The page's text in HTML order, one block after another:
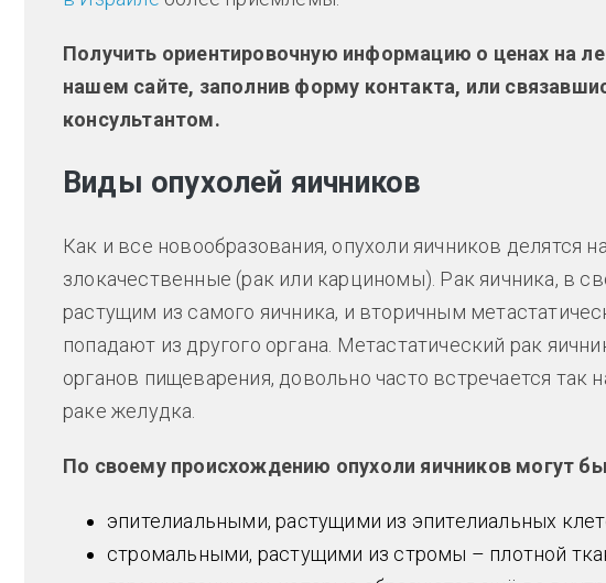
Получить ориентировочную информацию о ценах на
нашем сайте, заполнив форму контакта, или
консультантом.
Виды опухолей яичников
Как и все новообразования, опухоли яичников делятся
злокачественные (рак или карциномы). Рак яичника, в
растущим из самого яичника, и вторичным
попадают из другого органа. Метастатический рак
органов пищеварения, довольно часто встречается так
раке желудка.
По своему происхождению опухоли яичников могут
эпителиальными, растущими из эпителиальных
стромальными, растущими из стромы – плотной